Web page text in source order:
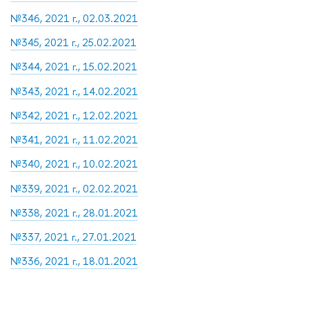
№346, 2021 г., 02.03.2021
№345, 2021 г., 25.02.2021
№344, 2021 г., 15.02.2021
№343, 2021 г., 14.02.2021
№342, 2021 г., 12.02.2021
№341, 2021 г., 11.02.2021
№340, 2021 г., 10.02.2021
№339, 2021 г., 02.02.2021
№338, 2021 г., 28.01.2021
№337, 2021 г., 27.01.2021
№336, 2021 г., 18.01.2021